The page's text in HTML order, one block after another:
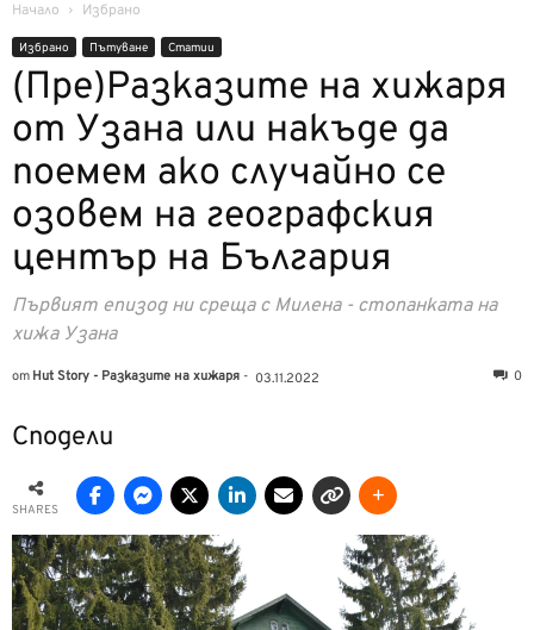
Начало Избрано
Избрано Пътуване Статии
(Пре)Разказите на хижаря
от Узана или накъде да
поемем ако случайно се
озовем на географския
център на България
Първият епизод ни среща с Милена - стопанката на
хижа Узана
от Hut Story - Разказите на хижаря - 03.11.2022 0
Сподели
SHARES